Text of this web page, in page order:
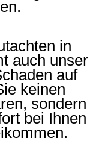
in
auch unser
auf
keinen
sondern
bei Ihnen